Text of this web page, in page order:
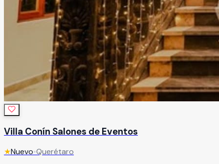
Villa Conín Salones de Eventos
★Nuevo•Querétaro